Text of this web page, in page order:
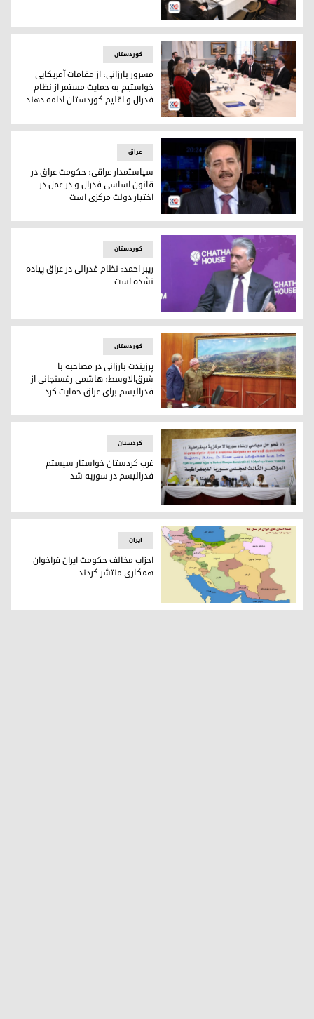
مسرور بارازنی در آمریکا با جمعی از اعضای کنگره دیدار کرد
مسرور بارزانی: از مقامات آمریکایی خواستیم به حمایت مستمر
کوردستان
مسرور بارزانی: از مقامات آمریکایی
خواستیم به حمایت مستمر از نظام
فدرال و اقلیم کوردستان ادامه دهند
ناجح میزان، سیاستمدار مستقل عراقی
عراق
سیاستمدار عراقی: حکومت عراق در
قانون اساسی فدرال و در عمل در
اختیار دولت مرکزی است
ریبر احمد، وزیر امور داخلی اقلیم کوردستان
کوردستان
ریبر احمد: نظام فدرالی در عراق پیاده
نشده است
پرزیدنت بارزانی و غسان شربل مدیر تحریریه‌ی شرق‌الاوسط
کوردستان
پرزیندت بارزانی در مصاحبه با
شرق‌الاوسط: هاشمی رفسنجانی از
فدرالیسم برای عراق حمایت کرد
غرب کردستان خواستار سیستم فدرالیسم در سوریه شد
كردستان
غرب کردستان خواستار سیستم
فدرالیسم در سوریه شد
احزاب مخالف حکومت ایران فراخوان همکاری منتشر کردند
ایران
احزاب مخالف حکومت ایران فراخوان
همکاری منتشر کردند